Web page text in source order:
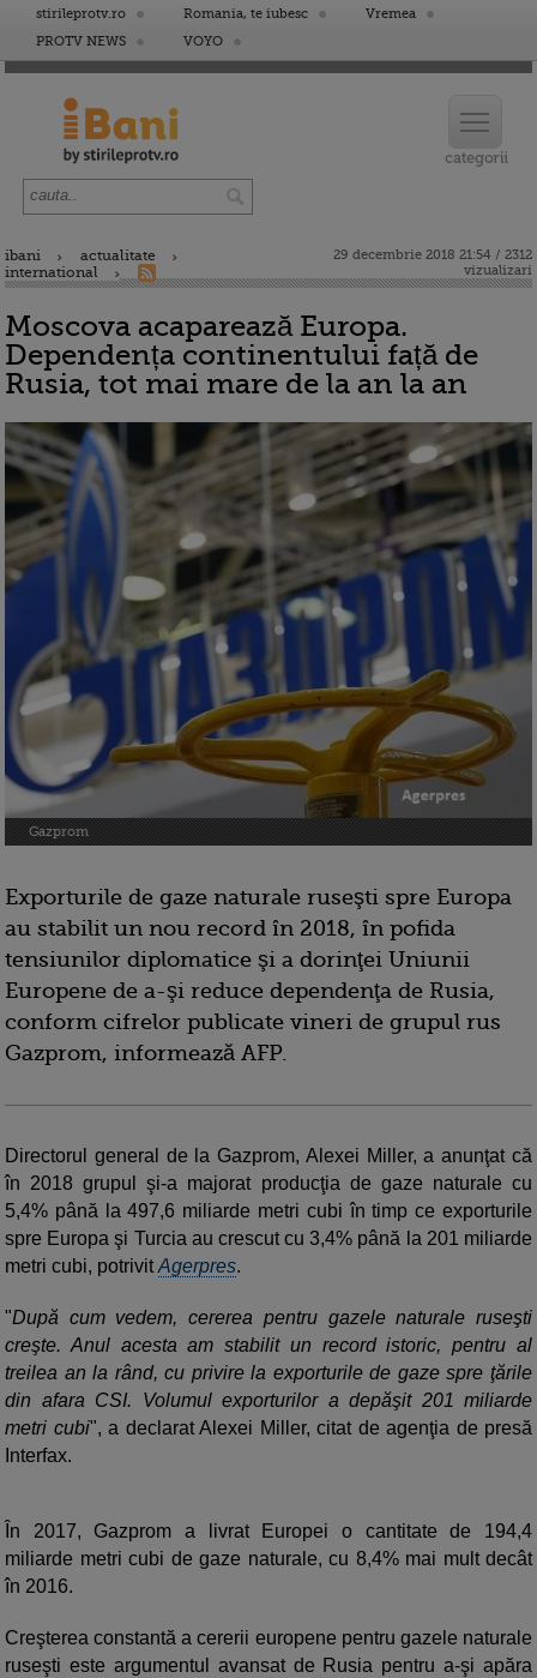
stirileprotv.ro Romania, te iubesc
Vremea
PROTV NEWS
VOYO
ibani
actualitate
international
29 decembrie 2018 21:54 / 2312
vizualizari
Moscova acaparează Europa.
Dependența continentului față de
Rusia, tot mai mare de la an la an
Gazprom
Exporturile de gaze naturale ruseşti spre Europa
au stabilit un nou record în 2018, în pofida
tensiunilor diplomatice şi a dorinţei Uniunii
Europene de a-şi reduce dependenţa de Rusia,
conform cifrelor publicate vineri de grupul rus
Gazprom, informează AFP.
Directorul general de la Gazprom, Alexei Miller, a anunţat că
în 2018 grupul şi-a majorat producţia de gaze naturale cu
5,4% până la 497,6 miliarde metri cubi în timp ce exporturile
spre Europa şi Turcia au crescut cu 3,4% până la 201 miliarde
metri cubi, potrivitAgerpres.
"După cum vedem, cererea pentru gazele naturale ruseşti
creşte. Anul acesta am stabilit un record istoric, pentru al
treilea an la rând, cu privire la exporturile de gaze spre ţările
din afara CSI. Volumul exporturilor a depăşit 201 miliarde
metri cubi", a declarat Alexei Miller, citat de agenţia de presă
Interfax.
În 2017, Gazprom a livrat Europei o cantitate de 194,4
miliarde metri cubi de gaze naturale, cu 8,4% mai mult decât
în 2016.
Creşterea constantă a cererii europene pentru gazele naturale
ruseşti este argumentul avansat de Rusia pentru a-şi apăra